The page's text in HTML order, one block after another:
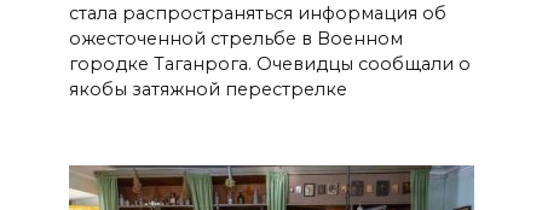
стала распространяться информация об
ожесточенной стрельбе в Военном
городке Таганрога. Очевидцы сообщали о
якобы затяжной перестрелке